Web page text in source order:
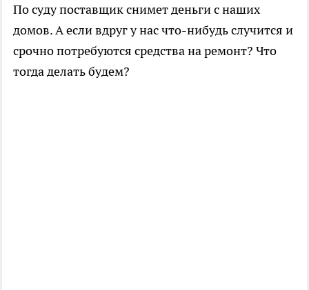
По суду поставщик снимет деньги с наших
домов. А если вдруг у нас что-нибудь случится и
срочно потребуются средства на ремонт? Что
тогда делать будем?